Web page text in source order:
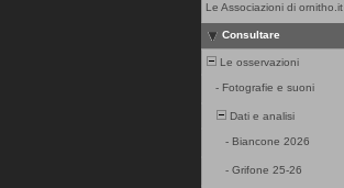
Le Associazioni di ornitho.it
Consultare
Le osservazioni
- Fotografie e suoni
Dati e analisi
- Biancone 2026
- Grifone 25-26